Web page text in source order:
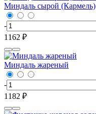
Миндаль сырой (Кармель)
-
1162 ₽
Миндаль жареный
-
1182 ₽